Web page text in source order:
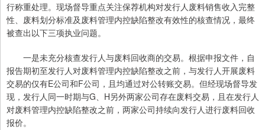
行称重处理。现场督导重点关注保荐机构对发行人废料销售收入完整
性、废料划分标准及废料管理内控缺陷整改有效性的核查情况，最终
被查出以下三项执业问题。
一是未充分核查发行人与废料回收商的交易。根据申报文件，自
报告期初至发行人对废料管理内控缺陷整改之前，与发行人开展废料
交易的仅有E公司和F公司，且均通过对公转账交易。但经现场督导发
现，发行人同一时期与G、H另外两家公司存在废料交易，且在发行人
对废料管理内控缺陷整改之前，两家公司持续向发行人进行废料回收
报价。